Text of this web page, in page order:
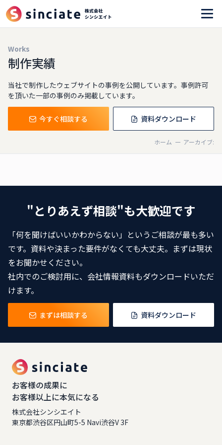
Works
制作実績
当社で制作したウェブサイトの事例を公開しています。事例許可
を頂いた一部の事例のみ掲載しています。
今すぐ相談する 資料ダウンロード
ホーム アーカイブ:
"とりあえず相談"も大歓迎です
「何を聞けばいいかわからない」というご相談が最も多い
です。資料や決まった要件がなくても大丈夫。まずは現状
をお聞かせください。
社内でのご検討用に、会社情報資料もダウンロードいただ
けます。
まずは相談する 資料ダウンロード
お客様の成果に
お客様以上に本気になる
株式会社シンシエイト
東京都渋谷区円山町5-5 Navi渋谷V 3F